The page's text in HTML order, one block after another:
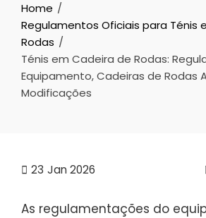
Home
Regulamentos Oficiais para Ténis
Rodas
Ténis em Cadeira de Rodas:
Equipamento, Cadeiras de Rodas
Modificações
23 Jan 2026
As regulamentações do